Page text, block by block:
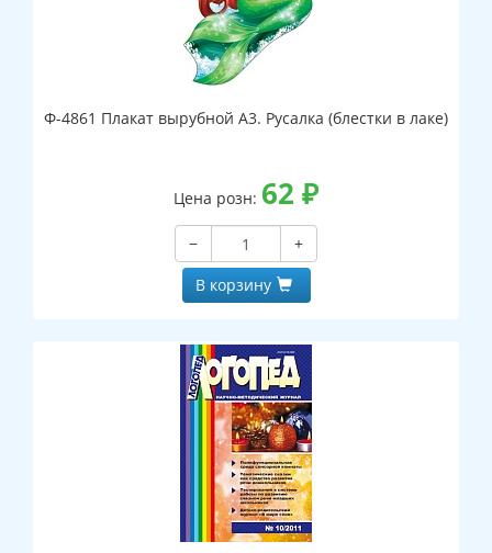
Ф-4861 Плакат вырубной А3. Русалка (блестки в лаке)
Цена розн: 62 ₽
−
+
В корзину